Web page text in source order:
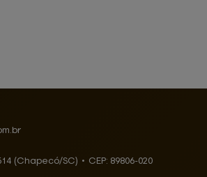
(Chapecó/SC) • CEP: 89806-020